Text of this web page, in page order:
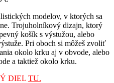
modelov, v ktorých sa
Trojuholníkový dizajn, ktorý
košík s výstužou, alebo
Pri oboch si môžeš zvoliť
okolo krku aj v obvode, alebo
a taktiež okolo krku.
DIEL TU.